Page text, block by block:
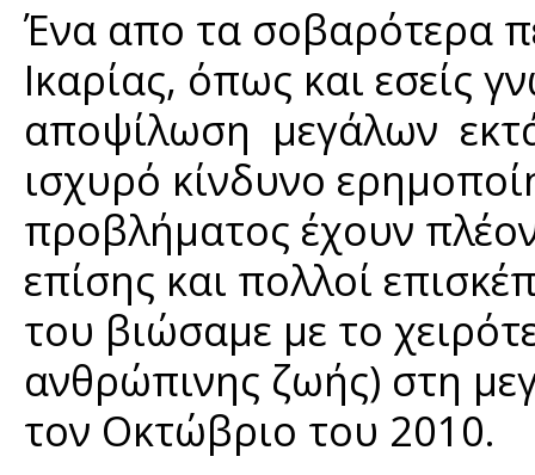
Ένα απο τα σοβαρότερα
Ικαρίας, όπως και εσείς
αποψίλωση μεγάλων
ισχυρό κίνδυνο
προβλήματος έχουν
επίσης και πολλοί
του βιώσαμε με το
ανθρώπινης ζωής) στη
τον Οκτώβριο του 2010.